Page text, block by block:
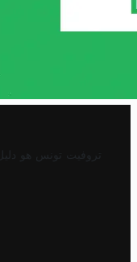
تروفيت تونس هو